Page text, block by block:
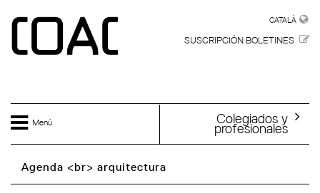
CATALÀ
SUSCRIPCIÓN BOLETINES
Menú Colegiados y
profesionales
Agenda <br> arquitectura